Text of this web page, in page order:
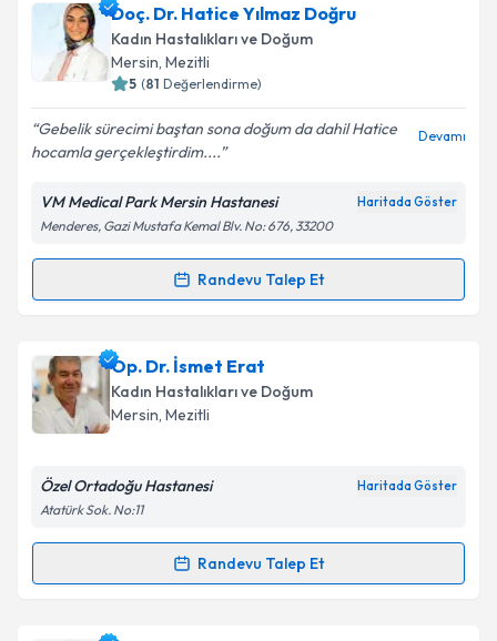
Takvim Talebini Gönder
Op. Dr. Ahmet Çetin Dirgeniçin randevu takvimi
talebi oluşturun. Size bu uzmandan randevu almanız
için bir takvim hazırlandığında e-posta ile
bilgilendireceğiz.
E-posta Adresiniz
Kişisel verilerimin işlenmesine ilişkin
Metni'ni okudum ve kişisel verilerimin belirtilen
kapsamda işlenmesini kabul ediyorum.
Doç. Dr. Hatice Yılmaz Doğru
Kadın Hastalıkları ve Doğum
Mersin, Mezitli
5 (81 Değerlendirme)
Gebelik sürecimi baştan sona doğum da dahil Hatice
hocamla gerçekleştirdim....
Devamı
VM Medical Park Mersin Hastanesi Haritada Göster
Menderes, Gazi Mustafa Kemal Blv. No: 676, 33200
Randevu Talep Et
Randevu Takvimi Talebi
Doç. Dr. Hatice Yılmaz Doğru
talebi oluşturun. Size bu uzmandan randevu almanız
için bir takvim hazırlandığında e-posta ile
bilgilendireceğiz.
Kişisel verilerimin işlenmesine ilişkinAydınlatma
kapsamda işlenmesini kabul ediyorum.
Op. Dr. İsmet Erat
Kadın Hastalıkları ve Doğum
Mersin, Mezitli
Özel Ortadoğu Hastanesi Haritada Göster
Atatürk Sok. No:11
Randevu Talep Et
Randevu Takvimi Talebi